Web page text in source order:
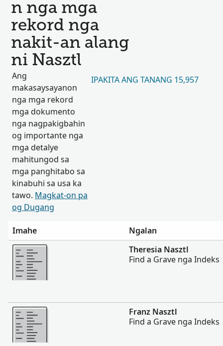
n nga mga
rekord nga
nakit-an alang
ni Nasztl
Ang
makasaysayanon
nga mga rekord
mga dokumento
nga nagpakigbahin
og importante nga
mga detalye
mahitungod sa
mga panghitabo sa
kinabuhi sa usa ka
tawo. Magkat-on pa
og Dugang
IPAKITA ANG TANANG 15,957
Imahe
Ngalan
Dugang pa
Theresia Nasztl
Find a Grave nga Indeks
Dugang pa
Franz Nasztl
Find a Grave nga Indeks